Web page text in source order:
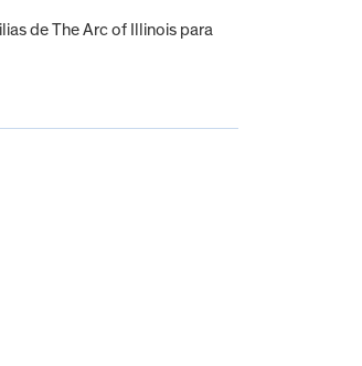
de The Arc of Illinois para